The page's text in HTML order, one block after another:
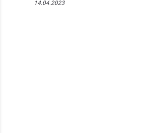
14.04.2023